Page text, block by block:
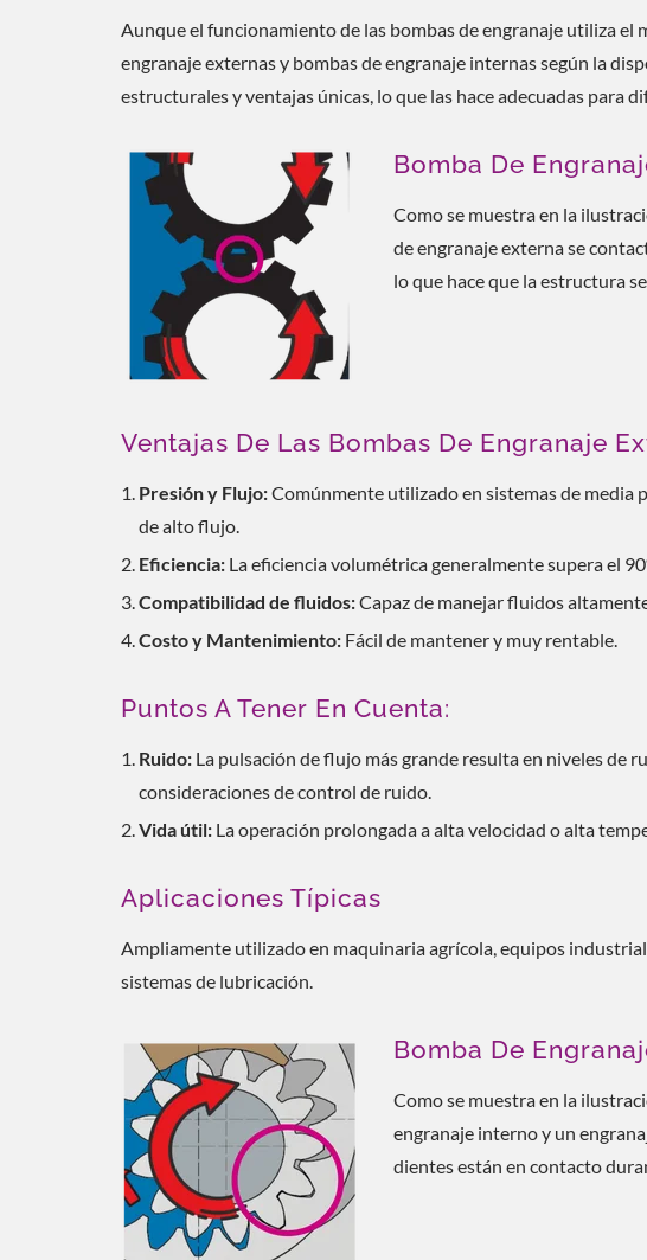
Aunque el funcionamiento de las bombas de engranaje utiliza el
engranaje externas y bombas de engranaje internas según la
estructurales y ventajas únicas, lo que las hace adecuadas para
Bomba De
Como se muestra en la
de engranaje externa se
lo que hace que la estructura
Ventajas De Las Bombas De Engranaje
Presión y Flujo:Comúnmente utilizado en sistemas de media
de alto flujo.
Eficiencia: La eficiencia volumétrica generalmente supera el
Compatibilidad de fluidos:Capaz de manejar fluidos
Costo y Mantenimiento: Fácil de mantener y muy rentable.
Puntos A Tener En Cuenta:
Ruido: La pulsación de flujo más grande resulta en niveles de
consideraciones de control de ruido.
Vida útil: La operación prolongada a alta velocidad o alta
Aplicaciones Típicas
Ampliamente utilizado en maquinaria agrícola, equipos
sistemas de lubricación.
Bomba De
Como se muestra en la
engranaje interno y un
dientes están en contacto